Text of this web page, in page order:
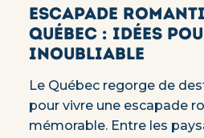
Escapade
Québec : idées
inoubliable
Le Québec regorge de
pour vivre une escapade
mémorable. Entre les